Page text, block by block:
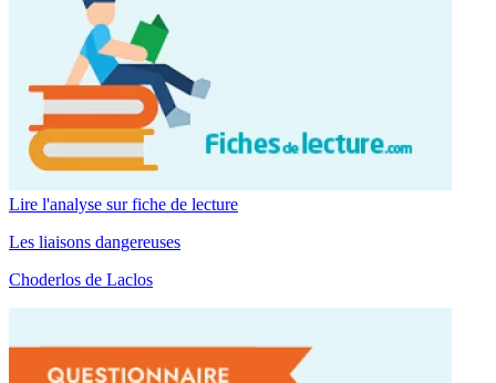
Lire l'analyse sur fiche de lecture
Les liaisons dangereuses
Choderlos de Laclos